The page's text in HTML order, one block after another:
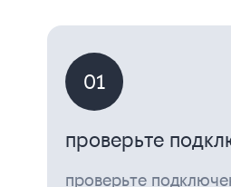
01
проверьте
проверьте